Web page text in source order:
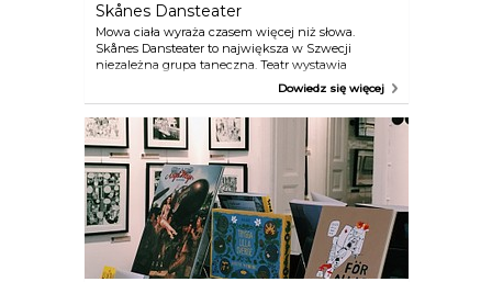
Skånes Dansteater
Mowa ciała wyraża czasem więcej niż słowa.
Skånes Dansteater to największa w Szwecji
niezależna grupa taneczna. Teatr wystawia
niezwykłe widowiska taneczne na własnej scenie
na zachodnim wybrzeżu, a także w budynku Opery
w Malmö i na tournée. Przedstawienia są
reżyserowane zarówno przez szwedzkich, jak i
zagranicznych choreografów. Występy w operze
powstają we współpracy z orkiestrą operową. Teatr
mieści się na dawnym terenie portowym, nad
morzem i w otoczeniu kilku restauracji.
Dowiedz się więcej